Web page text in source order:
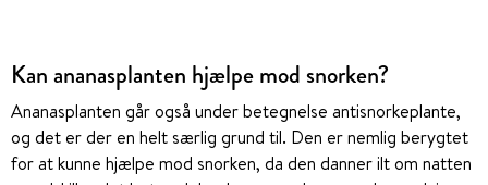
Kan ananasplanten hjælpe mod snorken?
Ananasplanten går også under betegnelse antisnorkeplante,
og det er der en helt særlig grund til. Den er nemlig berygtet
for at kunne hjælpe mod snorken, da den danner ilt om natten